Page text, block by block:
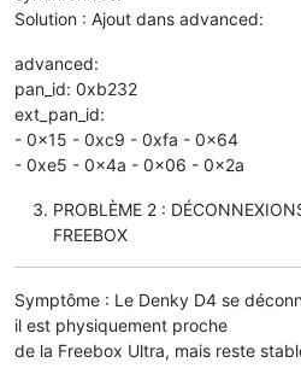
Solution : Ajout dans advanced:
advanced:
pan_id: 0xb232
ext_pan_id:
- 0x15 - 0xc9 - 0xfa - 0x64
- 0xe5 - 0x4a - 0x06 - 0x2a
PROBLÈME 2 :
FREEBOX
Symptôme : Le Denky D4 se
il est physiquement proche
de la Freebox Ultra, mais reste